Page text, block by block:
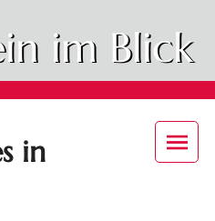
im Blick
in